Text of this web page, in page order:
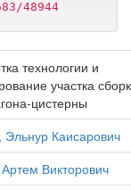
48944
технологии и
участка
цистерны
Эльнур Каисарович
Викторович